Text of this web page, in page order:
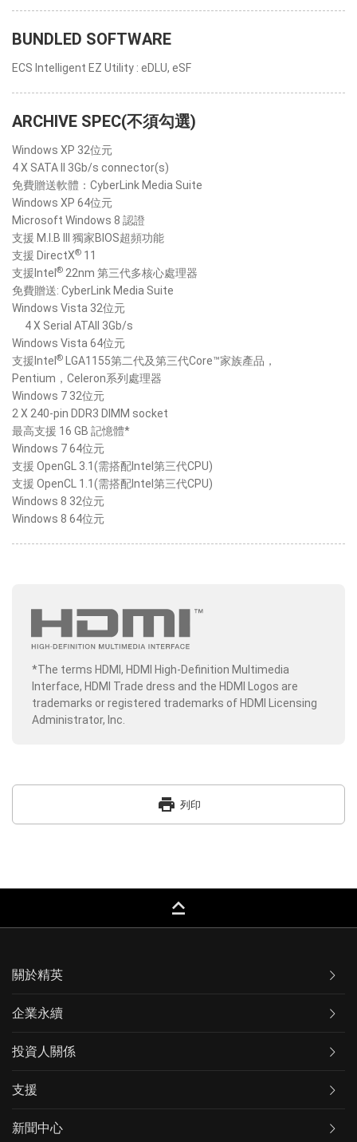
BUNDLED SOFTWARE
ECS Intelligent EZ Utility : eDLU, eSF
ARCHIVE SPEC(不須勾選)
Windows XP 32位元
4 X SATA II 3Gb/s connector(s)
免費贈送軟體：CyberLink Media Suite
Windows XP 64位元
Microsoft Windows 8 認證
支援 M.I.B III 獨家BIOS超頻功能
支援 DirectX® 11
支援Intel ® 22nm 第三代多核心處理器
免費贈送: CyberLink Media Suite
Windows Vista 32位元
4 X Serial ATAII 3Gb/s
Windows Vista 64位元
支援Intel ®
LGA1155第二代及第三代Core™家族產品，
Pentium，Celeron系列處理器
Windows 7 32位元
2 X 240-pin DDR3 DIMM socket
最高支援 16 GB 記憶體*
Windows 7 64位元
支援 OpenGL 3.1(需搭配Intel第三代CPU)
支援 OpenCL 1.1(需搭配Intel第三代CPU)
Windows 8 32位元
Windows 8 64位元
*The terms HDMI, HDMI High-Definition Multimedia
Interface, HDMI Trade dress and the HDMI Logos are
trademarks or registered trademarks of HDMI Licensing
Administrator, Inc.
print 列印
keyboard_capslock
關於精英
企業永續
投資人關係
支援
新聞中心